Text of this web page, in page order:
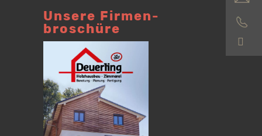
Unsere Firmen­
broschüre